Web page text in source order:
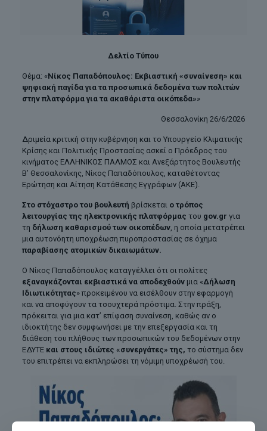
Δελτίο Τύπου
Θέμα: «Νίκος Παπαδόπουλος: Εκβιαστική «συναίνεση» και
ψηφιακή παγίδα για τα προσωπικά δεδομένα των πολιτών
στην πλατφόρμα για τα ακαθάριστα οικόπεδα»»
Θεσσαλονίκη 26/6/2026
Δριμεία κριτική στην κυβέρνηση και το Υπουργείο Κλιματικής
Κρίσης και Πολιτικής Προστασίας ασκεί ο Πρόεδρος του
κινήματος ΕΛΛΗΝΙΚΟΣ ΠΑΛΜΟΣ και Ανεξάρτητος Βουλευτής
Β’ Θεσσαλονίκης, Νίκος Παπαδόπουλος, καταθέτοντας
Ερώτηση και Αίτηση Κατάθεσης Εγγράφων (ΑΚΕ).
Στο στόχαστρο του βουλευτή βρίσκεταιο τρόπος
λειτουργίας της ηλεκτρονικής πλατφόρμας του gov.gr για
τη δήλωση καθαρισμού των οικοπέδων, η οποία μετατρέπει
μια αυτονόητη υποχρέωση πυροπροστασίας σε όχημα
παραβίασης ατομικών δικαιωμάτων.
Ο Νίκος Παπαδόπουλος καταγγέλλει ότι οι πολίτες
εξαναγκάζονται εκβιαστικά να αποδεχθούνμια «Δήλωση
Ιδιωτικότητας» προκειμένου να εισέλθουν στην εφαρμογή
και να αποφύγουν τα τσουχτερά πρόστιμα. Στην πράξη,
πρόκειται για μια κατ’ επίφαση συναίνεση, καθώς αν ο
ιδιοκτήτης δεν συμφωνήσει με την επεξεργασία και τη
διάθεση του πλήθους των προσωπικών του δεδομένων στην
ΕΔΥΤΕ και στους ιδιώτες «συνεργάτες» της, το σύστημα δεν
του επιτρέπει να εκπληρώσει τη νόμιμη υποχρέωσή του.